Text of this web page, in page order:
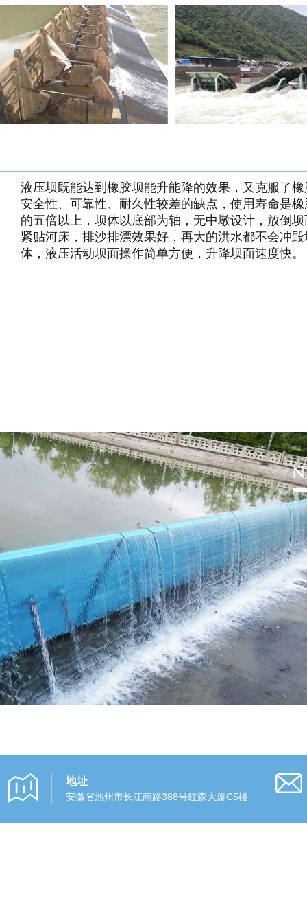
液压坝既能达到橡胶坝能升能降的效果，又克服了橡
安全性、可靠性、耐久性较差的缺点，使用寿命是橡
的五倍以上，坝体以底部为轴，无中墩设计，放倒坝
紧贴河床，排沙排漂效果好，再大的洪水都不会冲毁
体，液压活动坝面操作简单方便，升降坝面速度快。
地址
安徽省池州市长江南路388号红森大厦C5楼